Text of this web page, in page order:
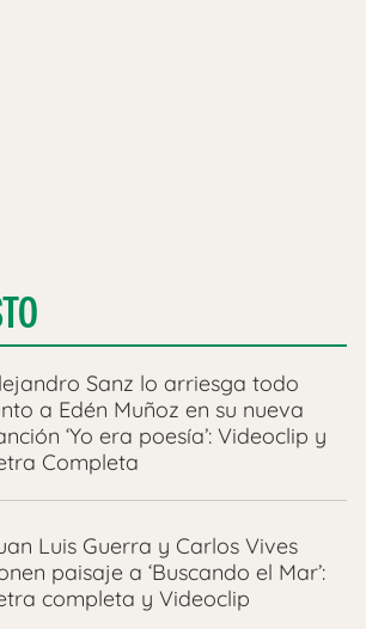
Sanz lo arriesga todo
a Edén Muñoz en su nueva
‘Yo era poesía’: Videoclip y
Completa
Luis Guerra y Carlos Vives
paisaje a ‘Buscando el Mar’:
completa y Videoclip